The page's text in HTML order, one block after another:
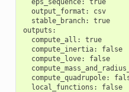
eps_sequence:
true
output_format :
csv
stable_branch:
true
outputs :
compute_all :
true
compute_inertia:
false
compute_love:
false
compute_quadrupole:
local_functions : false